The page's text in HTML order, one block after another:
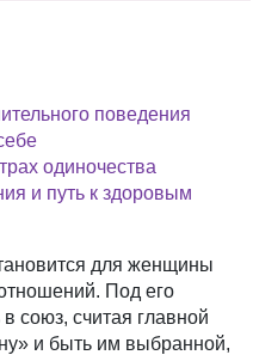
поведения
одиночества
и путь к здоровым
для женщины
Под его
союз, считая главной
и быть им выбранной,